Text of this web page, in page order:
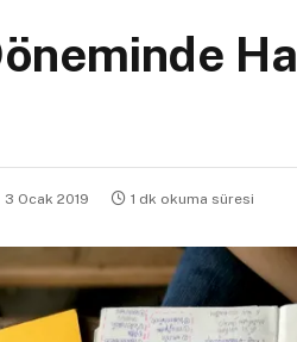
3 Ocak 2019 1 dk okuma süresi